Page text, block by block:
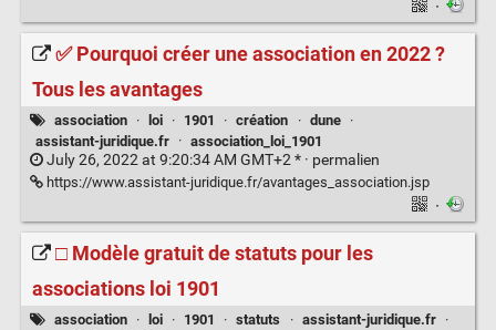
·
✅ Pourquoi créer une association en 2022 ?
Tous les avantages
association · loi · 1901 · création · dune
·
assistant-juridique.fr
· association_loi_1901
July 26, 2022 at 9:20:34 AM GMT+2 * · permalien
https://www.assistant-juridique.fr/avantages_association.jsp
·
□ Modèle gratuit de statuts pour les
associations loi 1901
association · loi · 1901 · statuts · assistant-juridique.fr
·